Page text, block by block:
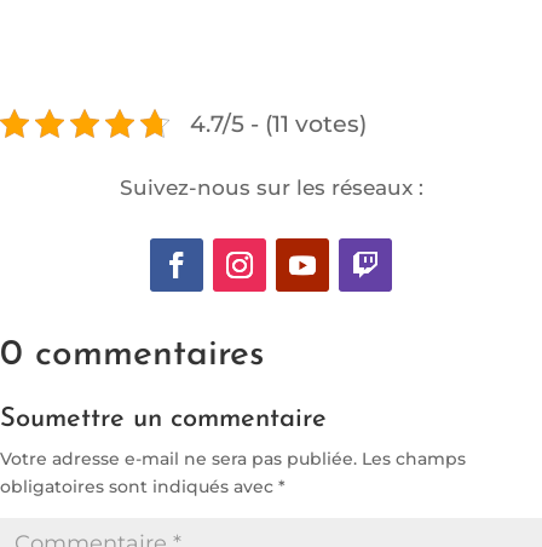
4.7/5 - (11 votes)
Suivez-nous sur les réseaux :
0 commentaires
Soumettre un commentaire
Votre adresse e-mail ne sera pas publiée. Les champs
obligatoires sont indiqués avec *